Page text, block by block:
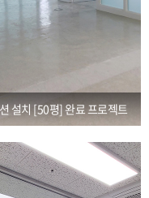
설치 [50평] 완료 프로젝트
[30평]